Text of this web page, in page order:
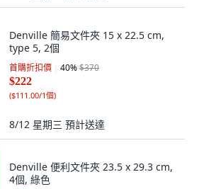
Denville 簡易文件夾 15 x 22.5 cm,
type 5, 2個
首購折扣價 40%$370
$222
($111.00/1個)
8/12 星期三 預計送達
Denville 便利文件夾 23.5 x 29.3 cm,
4個, 綠色